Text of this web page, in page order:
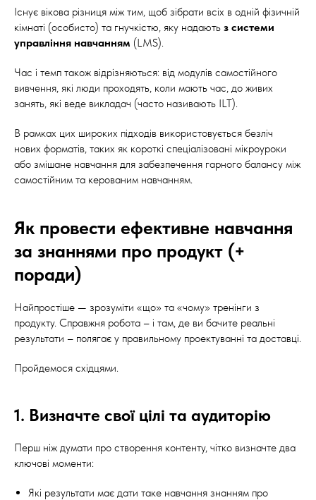
Існує вікова різниця між тим, щоб зібрати всіх в одній фізичній
кімнаті (особисто) та гнучкістю, яку надають з системи
управління навчанням (LMS).
Час і темп також відрізняються: від модулів самостійного
вивчення, які люди проходять, коли мають час, до живих
занять, які веде викладач (часто називають ILT).
В рамках цих широких підходів використовується безліч
нових форматів, таких як короткі спеціалізовані мікроуроки
або змішане навчання для забезпечення гарного балансу між
самостійним та керованим навчанням.
Як провести ефективне навчання
за знаннями про продукт (+
поради)
Найпростіше — зрозуміти «що» та «чому» тренінги з
продукту. Справжня робота – і там, де ви бачите реальні
результати – полягає у правильному проектуванні та доставці.
Пройдемося східцями.
1. Визначте свої цілі та аудиторію
Перш ніж думати про створення контенту, чітко визначте два
ключові моменти:
Які результати має дати таке навчання знанням про